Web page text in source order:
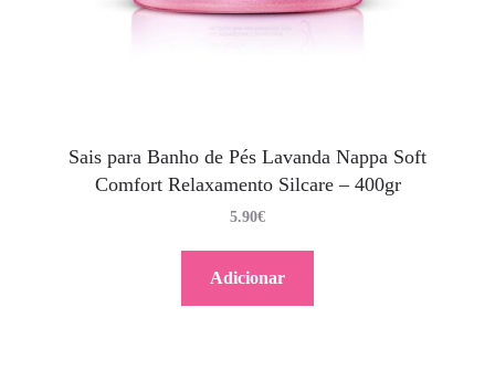
Sais para Banho de Pés Lavanda Nappa Soft
Comfort Relaxamento Silcare – 400gr
5.90€
Adicionar